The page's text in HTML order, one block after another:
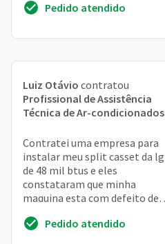
paulistano...
Pedido atendido
Luiz Otávio contratou
Profissional de Assistência
Técnica de Ar-condicionados
Contratei uma empresa para
instalar meu split casset da lg
de 48 mil btus e eles
constataram que minha
maquina esta com defeito de
credenciados da lg eu preciso ...
Pedido atendido